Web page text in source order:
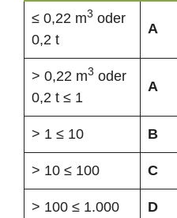
≤ 0,22 m3 oder
0,2 t
A
> 0,22 m3 oder
0,2 t ≤ 1
A
> 1 ≤ 10 B
> 10 ≤ 100 C
> 100 ≤ 1.000 D